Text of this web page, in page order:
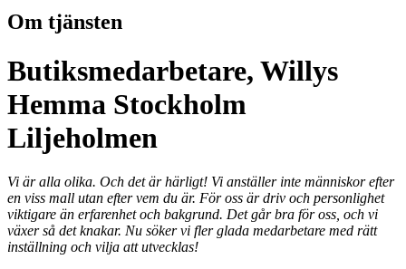
Om tjänsten
Butiksmedarbetare, Willys
Hemma Stockholm
Liljeholmen
Vi är alla olika. Och det är härligt! Vi anställer inte människor efter
en viss mall utan efter vem du är. För oss är driv och personlighet
viktigare än erfarenhet och bakgrund. Det går bra för oss, och vi
växer så det knakar. Nu söker vi fler glada medarbetare med rätt
inställning och vilja att utvecklas!